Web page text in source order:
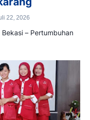
22, 2026
Bekasi – Pertumbuhan